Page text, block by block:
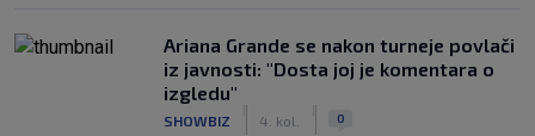
Ariana Grande se nakon turneje povlači
iz javnosti: "Dosta joj je komentara o
izgledu"
SHOWBIZ 4. kol. 0